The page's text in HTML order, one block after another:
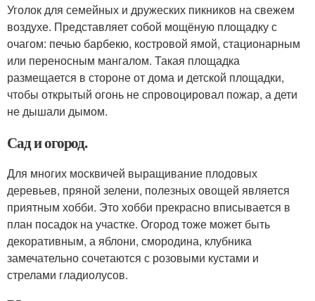
Уголок для семейных и дружеских пикников на свежем
воздухе. Представляет собой мощёную площадку с
очагом: печью барбекю, костровой ямой, стационарным
или переносным мангалом. Такая площадка
размещается в стороне от дома и детской площадки,
чтобы открытый огонь не спровоцировал пожар, а дети
не дышали дымом.
Сад и огород.
Для многих москвичей выращивание плодовых
деревьев, пряной зелени, полезных овощей является
приятным хобби. Это хобби прекрасно вписывается в
план посадок на участке. Огород тоже может быть
декоративным, а яблони, смородина, клубника
замечательно сочетаются с розовыми кустами и
стрелами гладиолусов.